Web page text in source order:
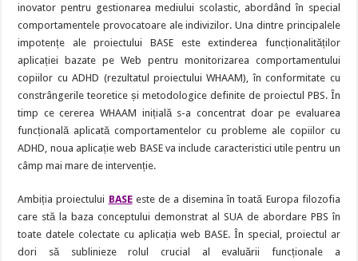
inovator pentru gestionarea mediului scolastic, abordând în special
comportamentele provocatoare ale indivizilor. Una dintre principalele
impotențe ale proiectului BASE este extinderea funcționalităților
aplicației bazate pe Web pentru monitorizarea comportamentului
copiilor cu ADHD (rezultatul proiectului WHAAM), în conformitate cu
constrângerile teoretice și metodologice definite de proiectul PBS. În
timp ce cererea WHAAM inițială s-a concentrat doar pe evaluarea
funcțională aplicată comportamentelor cu probleme ale copiilor cu
ADHD, noua aplicație web BASE va include caracteristici utile pentru un
câmp mai mare de intervenție.
Ambiția proiectului BASEeste de a disemina în toată Europa filozofia
care stă la baza conceptului demonstrat al SUA de abordare PBS în
toate datele colectate cu aplicația web BASE. În special, proiectul ar
dori să sublinieze rolul crucial al evaluării funcționale a